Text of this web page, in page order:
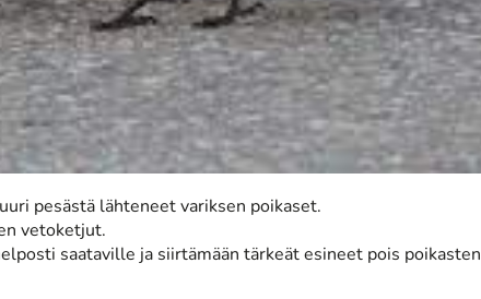
pesästä lähteneet variksen poikaset.
vetoketjut.
saataville ja siirtämään tärkeät esineet pois poikasten